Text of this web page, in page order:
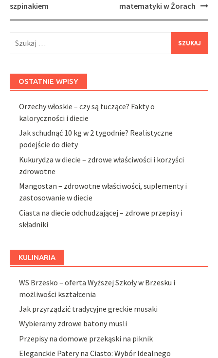
szpinakiem
matematyki w Żorach
OSTATNIE WPISY
Orzechy włoskie – czy są tuczące? Fakty o
kaloryczności i diecie
Jak schudnąć 10 kg w 2 tygodnie? Realistyczne
podejście do diety
Kukurydza w diecie – zdrowe właściwości i korzyści
zdrowotne
Mangostan – zdrowotne właściwości, suplementy i
zastosowanie w diecie
Ciasta na diecie odchudzającej – zdrowe przepisy i
składniki
KULINARIA
WS Brzesko – oferta Wyższej Szkoły w Brzesku i
możliwości kształcenia
Jak przyrządzić tradycyjne greckie musaki
Wybieramy zdrowe batony musli
Przepisy na domowe przekąski na piknik
Eleganckie Patery na Ciasto: Wybór Idealnego